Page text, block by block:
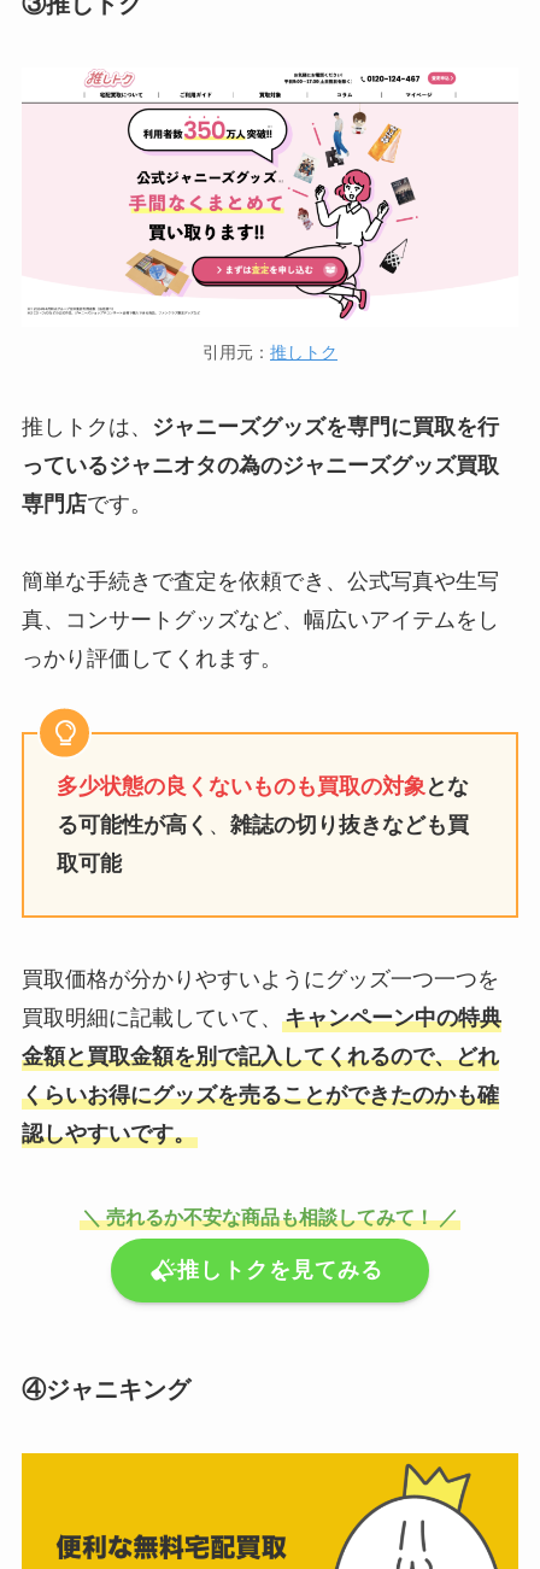
引用元： 推しトク
推しトクは、
ジャニーズグッズを専門に買取を行
っているジャニオタの為のジャニーズグッズ買取
専門店です。
簡単な手続きで査定を依頼でき、公式写真や生写
真、コンサートグッズなど、幅広いアイテムをし
っかり評価してくれます。
多少状態の良くないものも買取の対象 とな
る可能性が高く 、 雑誌の切り抜きなども買
取可能
買取価格が分かりやすいようにグッズ一つ一つを
買取明細に記載していて、 キャンペーン中の特典
金額と買取金額を別で記入してくれるので、どれ
くらいお得にグッズを売ることができたのかも確
認しやすいです。
＼ 売れるか不安な商品も相談してみて！ ／
推しトクを見てみる
④ジャニキング